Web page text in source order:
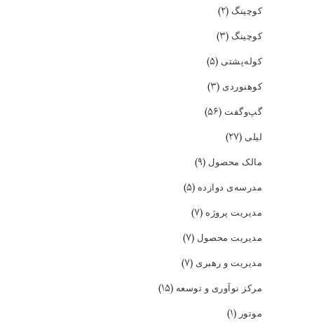
کوچینگ (۲)
کوچینگ (۳)
کوله‌پشتی (۵)
کوهنوردی (۳)
گپ‌و‌گفت (۵۶)
لیلی (۲۷)
مالک محصول (۹)
مدرسه‌ی دوازده (۵)
مدیریت پروژه (۷)
مدیریت محصول (۷)
مدیریت و رهبری (۷)
مرکز نوآوری و توسعه (۱۵)
موتور (۱)